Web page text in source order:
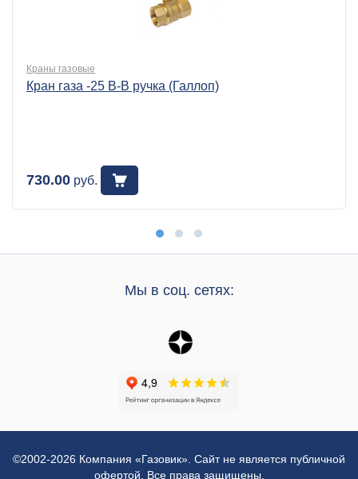
Краны газовые
Кран газа -25 В-В ручка (Галлоп)
730.00 руб.
Мы в соц. сетях:
©2002-2026 Компания «Газовик». Сайт не является публичной
офертой. Все права защищены.